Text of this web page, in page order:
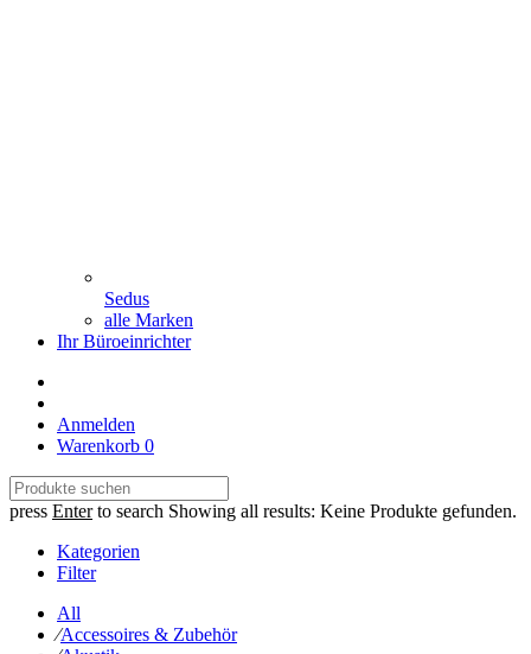
Sedus
alle Marken
Ihr Büroeinrichter
Anmelden
Warenkorb 0
press Enterto search Showing all results: Keine Produkte gefunden.
Kategorien
Filter
All
⁄Accessoires & Zubehör